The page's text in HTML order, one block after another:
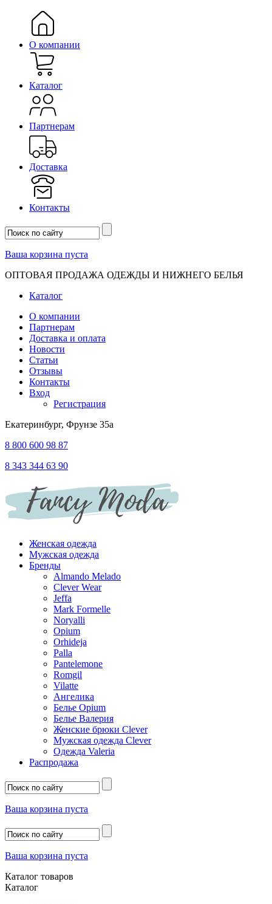
О компании
Каталог
Партнерам
Доставка
Контакты
Ваша корзина пуста
ОПТОВАЯ ПРОДАЖА ОДЕЖДЫ И НИЖНЕГО БЕЛЬЯ
Каталог
О компании
Партнерам
Доставка и оплата
Новости
Статьи
Отзывы
Контакты
Вход
Регистрация
Екатеринбург, Фрунзе 35а
8 800 600 98 87
8 343 344 63 90
Женская одежда
Мужская одежда
Бренды
Almando Melado
Clever Wear
Jeffa
Mark Formelle
Noryalli
Opium
Orhideja
Palla
Pantelemone
Romgil
Vilatte
Ангелика
Белье Opium
Белье Валерия
Женские брюки Clever
Мужская одежда Clever
Одежда Valeria
Распродажа
Ваша корзина пуста
Ваша корзина пуста
Каталог товаров
Каталог